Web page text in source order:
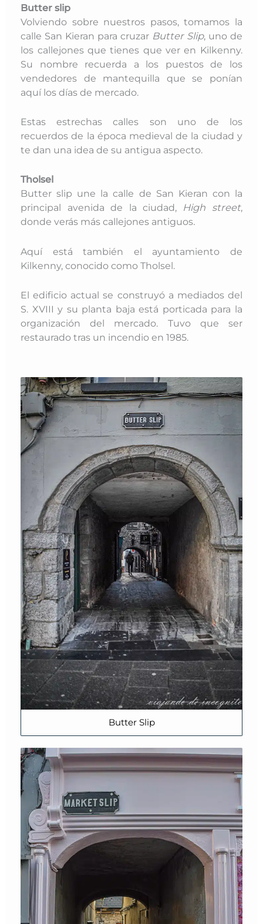
Butter slip
Volviendo sobre nuestros pasos, tomamos la
calle San Kieran para cruzar Butter Slip, uno de
los callejones que tienes que ver en Kilkenny.
Su nombre recuerda a los puestos de los
vendedores de mantequilla que se ponían
aquí los días de mercado.
Estas estrechas calles son uno de los
recuerdos de la época medieval de la ciudad y
te dan una idea de su antigua aspecto.
Tholsel
Butter slip une la calle de San Kieran con la
principal avenida de la ciudad, High street,
donde verás más callejones antiguos.
Aquí está también el ayuntamiento de
Kilkenny, conocido como Tholsel.
El edificio actual se construyó a mediados del
S. XVIII y su planta baja está porticada para la
organización del mercado. Tuvo que ser
restaurado tras un incendio en 1985.
Butter Slip